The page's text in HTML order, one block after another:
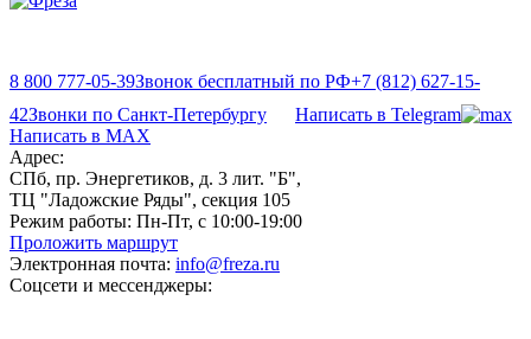
8 800 777-05-39Звонок бесплатный по РФ+7 (812) 627-15-
42Звонки по Санкт-Петербургу
Написать в Telegram
Написать в MAX
Адрес:
СПб, пр. Энергетиков, д. 3 лит. "Б",
ТЦ "Ладожские Ряды", секция 105
Режим работы: Пн-Пт, с 10:00-19:00
Проложить маршрут
Электронная почта: info@freza.ru
Соцсети и мессенджеры: